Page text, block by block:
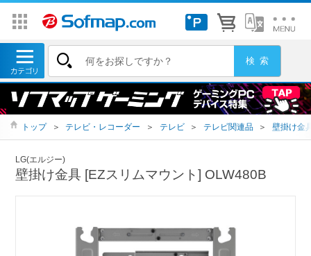
トップ ＞ テレビ・レコーダー ＞ テレビ ＞ テレビ関連品 ＞ 壁掛け金
LG(エルジー)
壁掛け金具 [EZスリムマウント] OLW480B